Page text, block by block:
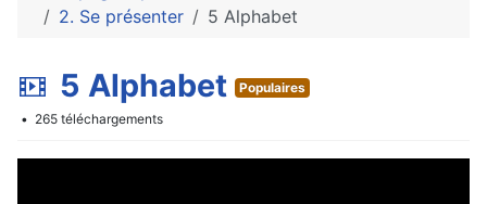
2. Se présenter
5 Alphabet
v
i
d
5 Alphabet Populaires
265 téléchargements